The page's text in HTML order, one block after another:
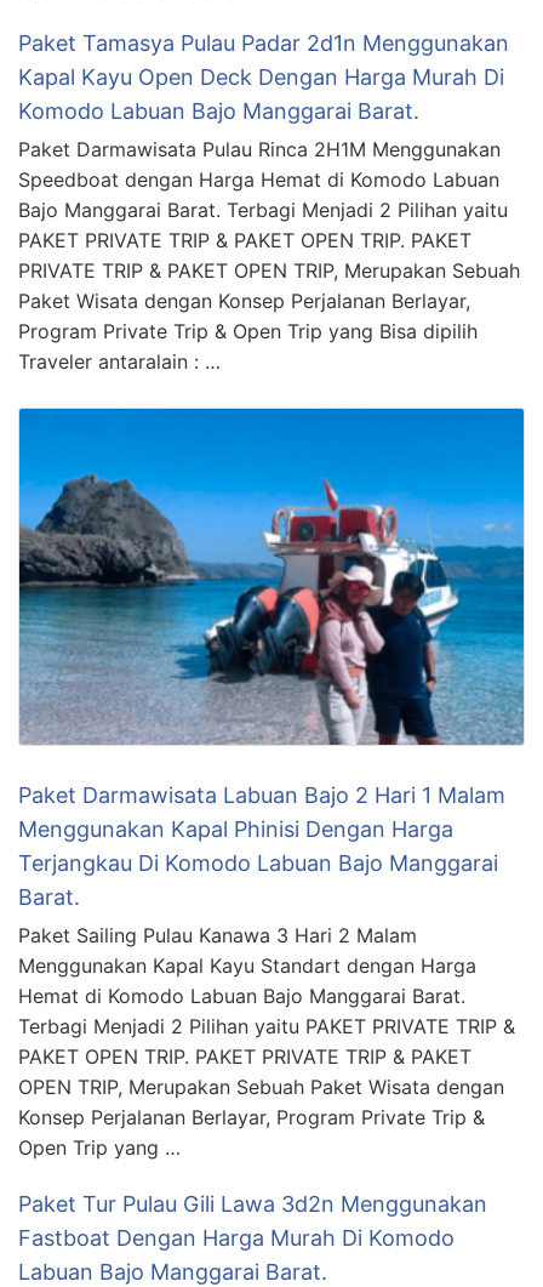
Paket Tamasya Pulau Padar 2d1n Menggunakan
Kapal Kayu Open Deck Dengan Harga Murah Di
Komodo Labuan Bajo Manggarai Barat.
Paket Darmawisata Pulau Rinca 2H1M Menggunakan
Speedboat dengan Harga Hemat di Komodo Labuan
Bajo Manggarai Barat. Terbagi Menjadi 2 Pilihan yaitu
PAKET PRIVATE TRIP & PAKET OPEN TRIP. PAKET
PRIVATE TRIP & PAKET OPEN TRIP, Merupakan Sebuah
Paket Wisata dengan Konsep Perjalanan Berlayar,
Program Private Trip & Open Trip yang Bisa dipilih
Traveler antaralain : …
Paket Darmawisata Labuan Bajo 2 Hari 1 Malam
Menggunakan Kapal Phinisi Dengan Harga
Terjangkau Di Komodo Labuan Bajo Manggarai
Barat.
Paket Sailing Pulau Kanawa 3 Hari 2 Malam
Menggunakan Kapal Kayu Standart dengan Harga
Hemat di Komodo Labuan Bajo Manggarai Barat.
Terbagi Menjadi 2 Pilihan yaitu PAKET PRIVATE TRIP &
PAKET OPEN TRIP. PAKET PRIVATE TRIP & PAKET
OPEN TRIP, Merupakan Sebuah Paket Wisata dengan
Konsep Perjalanan Berlayar, Program Private Trip &
Open Trip yang …
Paket Tur Pulau Gili Lawa 3d2n Menggunakan
Fastboat Dengan Harga Murah Di Komodo
Labuan Bajo Manggarai Barat.